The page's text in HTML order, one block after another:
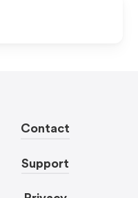
Contact
Support